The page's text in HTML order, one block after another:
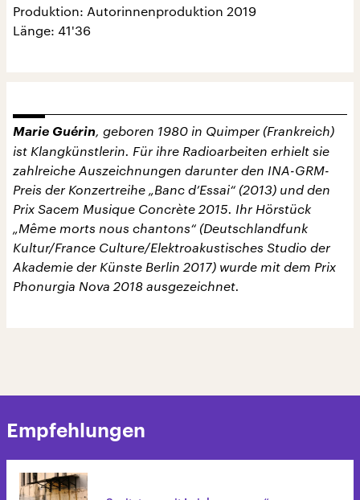
Produktion: Autorinnenproduktion 2019
Länge: 41'36
Marie Guérin, geboren 1980 in Quimper (Frankreich)
ist Klangkünstlerin. Für ihre Radioarbeiten erhielt sie
zahlreiche Auszeichnungen darunter den INA-GRM-
Preis der Konzertreihe „Banc d’Essai“ (2013) und den
Prix Sacem Musique Concrète 2015. Ihr Hörstück
„Même morts nous chantons“ (Deutschlandfunk
Kultur/France Culture/Elektroakustisches Studio der
Akademie der Künste Berlin 2017) wurde mit dem Prix
Phonurgia Nova 2018 ausgezeichnet.
Empfehlungen